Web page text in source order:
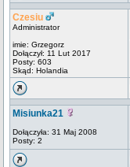
Czesiu
Administrator
imie: Grzegorz
Dołączył: 11 Lut 2017
Posty: 603
Skąd: Holandia
Misiunka21
Dołączyła: 31 Maj 2008
Posty: 2